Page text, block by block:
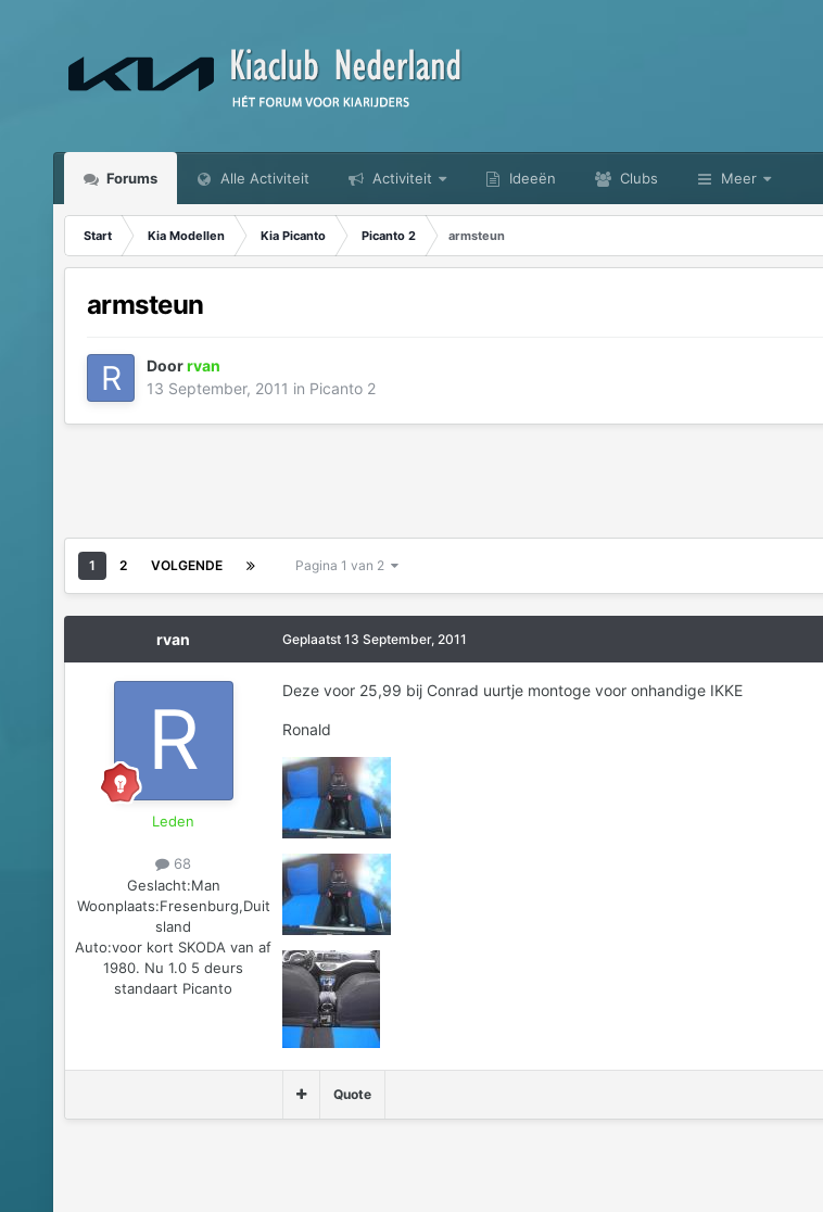
Forums Alle Activiteit Activiteit Ideeën Clubs Meer
Start Kia Modellen Kia Picanto Picanto 2 armsteun
armsteun
Doorrvan
13 September, 2011 in Picanto 2
1 2 VOLGENDE Pagina 1 van 2
rvan
Leden
68
Geslacht:Man
Woonplaats:Fresenburg,Duit
sland
Auto:voor kort SKODA van af
1980. Nu 1.0 5 deurs
standaart Picanto
Geplaatst 13 September, 2011
Deze voor 25,99 bij Conrad uurtje montoge voor onhandige IKKE
Ronald
Quote